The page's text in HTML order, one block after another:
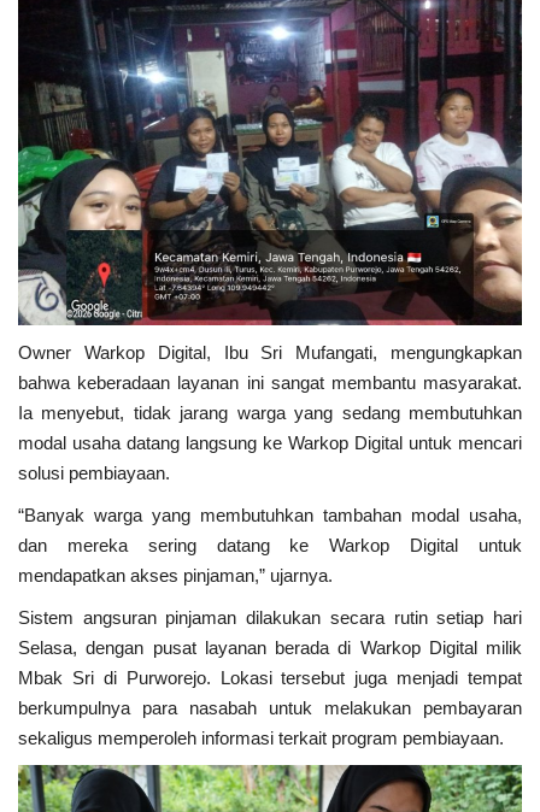
Owner Warkop Digital, Ibu Sri Mufangati, mengungkapkan
bahwa keberadaan layanan ini sangat membantu masyarakat.
Ia menyebut, tidak jarang warga yang sedang membutuhkan
modal usaha datang langsung ke Warkop Digital untuk mencari
solusi pembiayaan.
“Banyak warga yang membutuhkan tambahan modal usaha,
dan mereka sering datang ke Warkop Digital untuk
mendapatkan akses pinjaman,” ujarnya.
Sistem angsuran pinjaman dilakukan secara rutin setiap hari
Selasa, dengan pusat layanan berada di Warkop Digital milik
Mbak Sri di Purworejo. Lokasi tersebut juga menjadi tempat
berkumpulnya para nasabah untuk melakukan pembayaran
sekaligus memperoleh informasi terkait program pembiayaan.